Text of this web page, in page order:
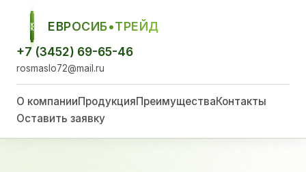
ЕСТ
ЕВРОСИБ•ТРЕЙД
+7 (3452) 69-65-46
rosmaslo72@mail.ru
О компанииПродукцияПреимуществаКонтакты
Оставить заявку